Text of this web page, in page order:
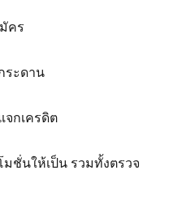
คร
ระดาน
กเครดิต
ชั่นให้เป็น รวมทั้งตรวจ